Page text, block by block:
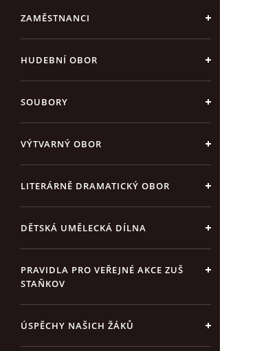
ZAMĚSTNANCI
HUDEBNÍ OBOR
SOUBORY
VÝTVARNÝ OBOR
LITERÁRNĚ DRAMATICKÝ OBOR
DĚTSKÁ UMĚLECKÁ DÍLNA
PRAVIDLA PRO VEŘEJNÉ AKCE ZUŠ
STAŇKOV
ÚSPĚCHY NAŠICH ŽÁKŮ